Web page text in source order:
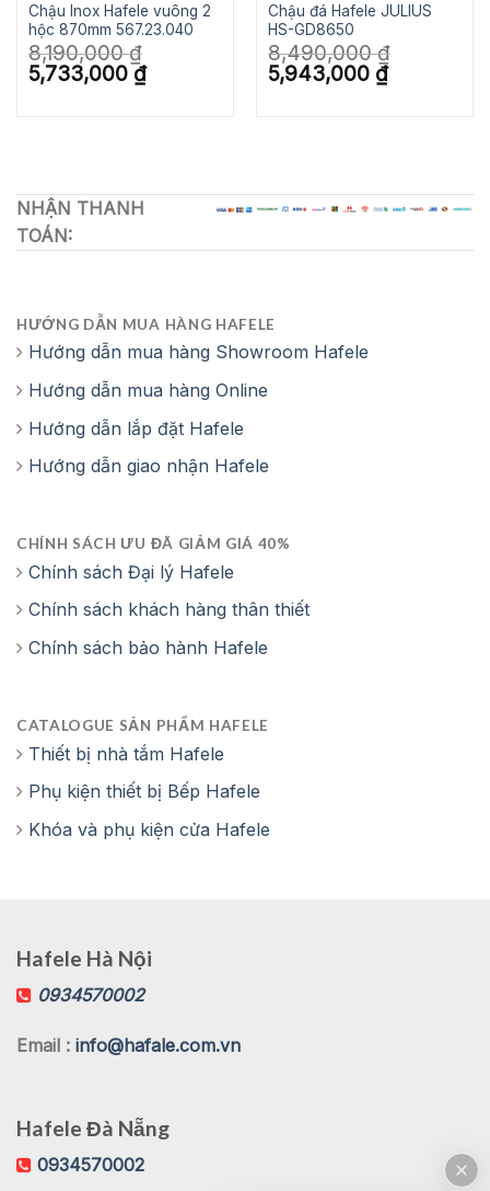
Chậu Inox Hafele vuông 2
hộc 870mm 567.23.040
8,190,000₫
Giá
gốc
5,733,000 ₫Giá
hiện
Chậu đá Hafele JULIUS
HS-GD8650
8,490,000₫
Giá
gốc
5,943,000 ₫Giá
hiện
NHẬN THANH
TOÁN:
HƯỚNG DẪN MUA HÀNG HAFELE
Hướng dẫn mua hàng Showroom Hafele
Hướng dẫn mua hàng Online
Hướng dẫn lắp đặt Hafele
Hướng dẫn giao nhận Hafele
CHÍNH SÁCH ƯU ĐÃ GIẢM GIÁ 40%
Chính sách Đại lý Hafele
Chính sách khách hàng thân thiết
Chính sách bảo hành Hafele
CATALOGUE SẢN PHẨM HAFELE
Thiết bị nhà tắm Hafele
Phụ kiện thiết bị Bếp Hafele
Khóa và phụ kiện cửa Hafele
Hafele Hà Nội
0934570002
Email : info@hafale.com.vn
Hafele Đà Nẵng
0934570002